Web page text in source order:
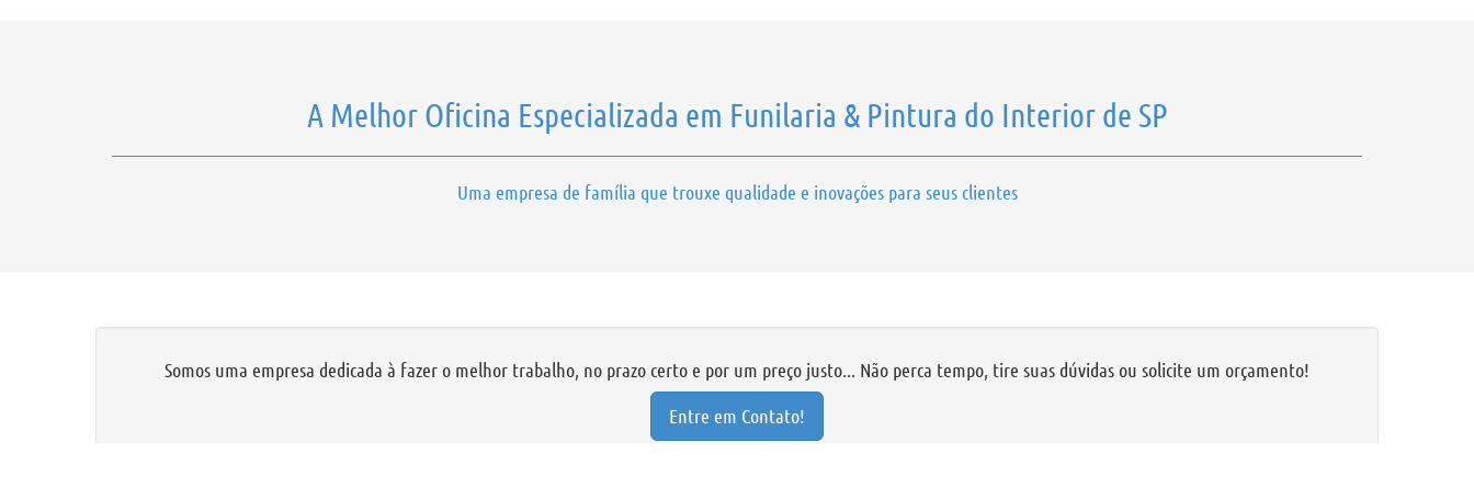
A Melhor Oficina Especializada em Funilaria & Pintura do Interior de SP
Uma empresa de família que trouxe qualidade e inovações para seus clientes
Somos uma empresa dedicada à fazer o melhor trabalho, no prazo certo e por um preço justo... Não perca tempo, tire suas dúvidas ou solicite um orçamento!
Entre em Contato!